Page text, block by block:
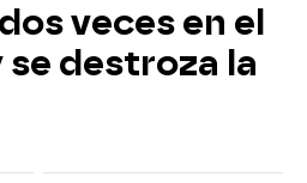
veces en el
se destroza la